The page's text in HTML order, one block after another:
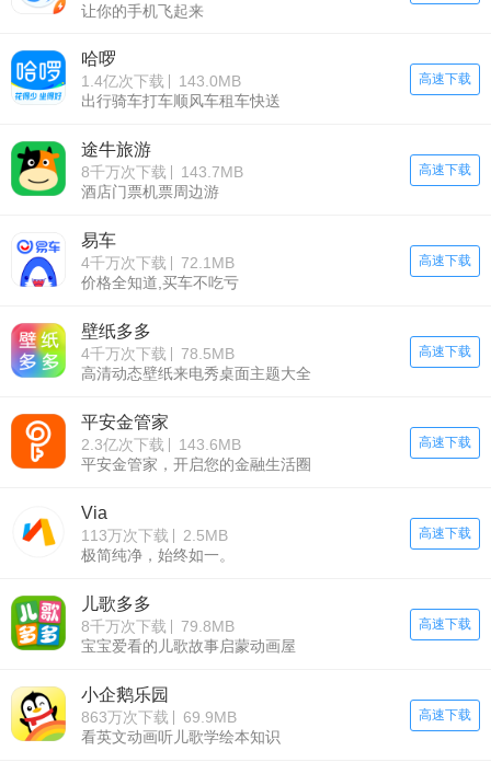
让你的手机飞起来
哈啰
1.4亿次下载
143.0MB
出行骑车打车顺风车租车快送
高速下载
途牛旅游
8千万次下载
143.7MB
酒店门票机票周边游
高速下载
易车
4千万次下载
72.1MB
价格全知道,买车不吃亏
高速下载
壁纸多多
4千万次下载
78.5MB
高清动态壁纸来电秀桌面主题大全
高速下载
平安金管家
2.3亿次下载
143.6MB
平安金管家，开启您的金融生活圈
高速下载
Via
113万次下载
2.5MB
极简纯净，始终如一。
高速下载
儿歌多多
8千万次下载
79.8MB
宝宝爱看的儿歌故事启蒙动画屋
高速下载
小企鹅乐园
863万次下载
69.9MB
看英文动画听儿歌学绘本知识
高速下载